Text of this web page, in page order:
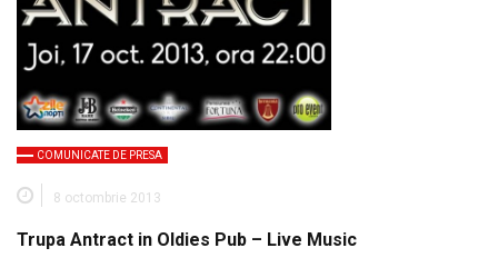
COMUNICATE DE PRESA
8 octombrie 2013
Trupa Antract in Oldies Pub – Live Music